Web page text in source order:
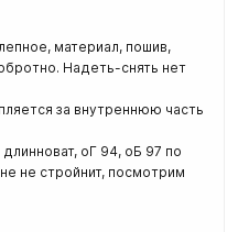
материал, пошив,
Надеть-снять нет
за внутреннюю часть
оГ 94, оБ 97 по
не стройнит, посмотрим